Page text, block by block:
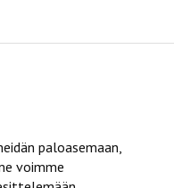
paloasemaan,
voimme